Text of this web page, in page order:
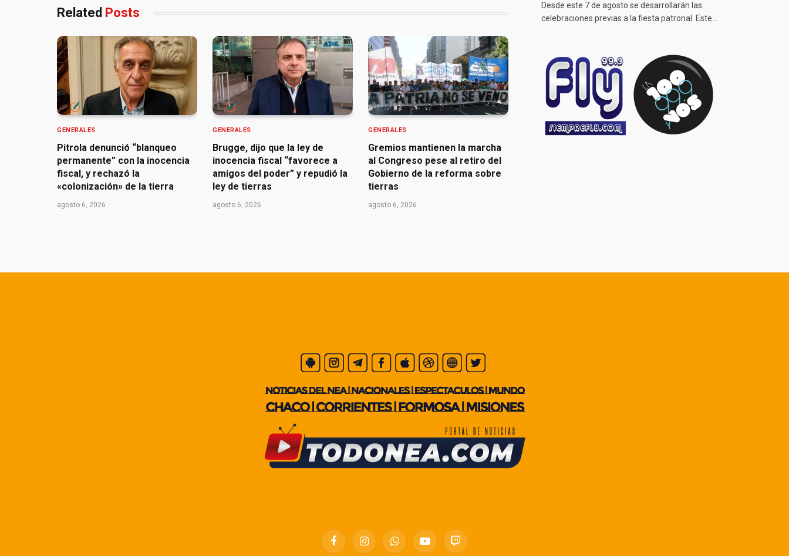
Related Posts
GENERALES
Pitrola denunció “blanqueo
permanente” con la inocencia
fiscal, y rechazó la
«colonización» de la tierra
agosto 6, 2026
GENERALES
Brugge, dijo que la ley de
inocencia fiscal “favorece a
amigos del poder” y repudió la
ley de tierras
agosto 6, 2026
GENERALES
Gremios mantienen la marcha
al Congreso pese al retiro del
Gobierno de la reforma sobre
tierras
agosto 6, 2026
Desde este 7 de agosto se desarrollarán las
celebraciones previas a la fiesta patronal. Este…
FacebookInstagramWhatsAppYouTubeTwitch